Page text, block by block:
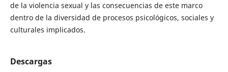
de la violencia sexual y las consecuencias de este marco
dentro de la diversidad de procesos psicológicos, sociales y
culturales implicados.
Descargas